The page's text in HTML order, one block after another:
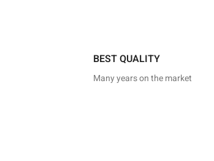
BEST QUALITY
Many years on the market